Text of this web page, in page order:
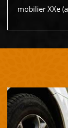
mobilier XXe